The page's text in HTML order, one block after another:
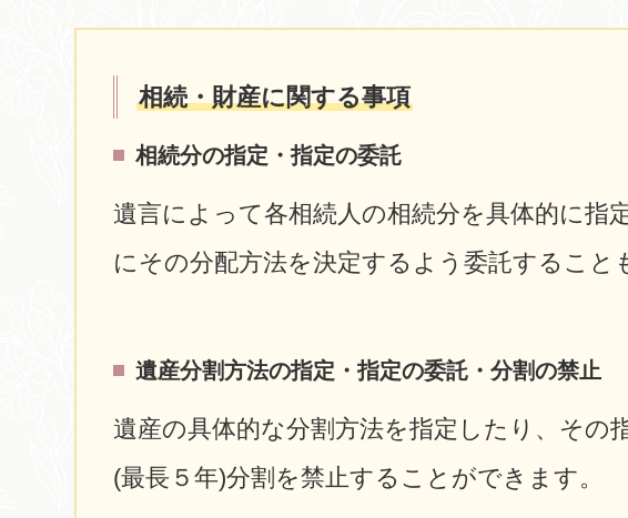
相続・財産に関する事項
相続分の指定・指定の委託
遺言によって各相続人の相続分を具体的に指
にその分配方法を決定するよう委託すること
遺産分割方法の指定・指定の委託・分割の禁止
遺産の具体的な分割方法を指定したり、その
(最長５年)分割を禁止することができます。